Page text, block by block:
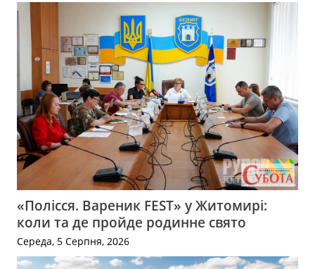
«Полісся. Вареник FEST» у Житомирі:
коли та де пройде родинне свято
Середа, 5 Серпня, 2026